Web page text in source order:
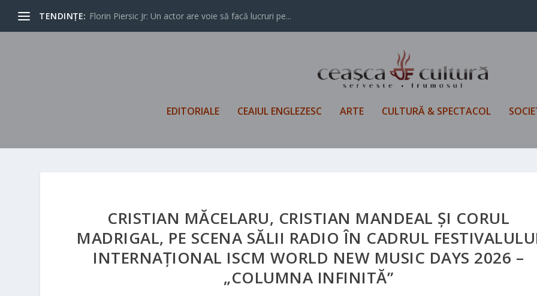
TENDINȚE: Florin Piersic Jr: Un actor are voie să facă lucruri pe...
EDITORIALE CEAIUL ENGLEZESC ARTE CULTURĂ & SPECTACOL
CRISTIAN MĂCELARU, CRISTIAN MANDEAL ȘI CORUL
MADRIGAL, PE SCENA SĂLII RADIO ÎN CADRUL
INTERNAȚIONAL ISCM WORLD NEW MUSIC DAYS 2026 –
„COLUMNA INFINITĂ”